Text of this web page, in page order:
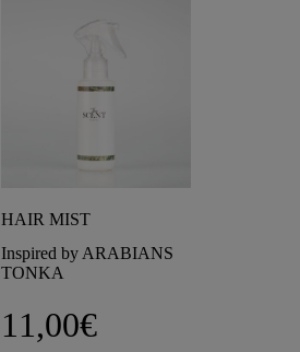
HAIR MIST
Inspired by ARABIANS
TONKA
11,00€